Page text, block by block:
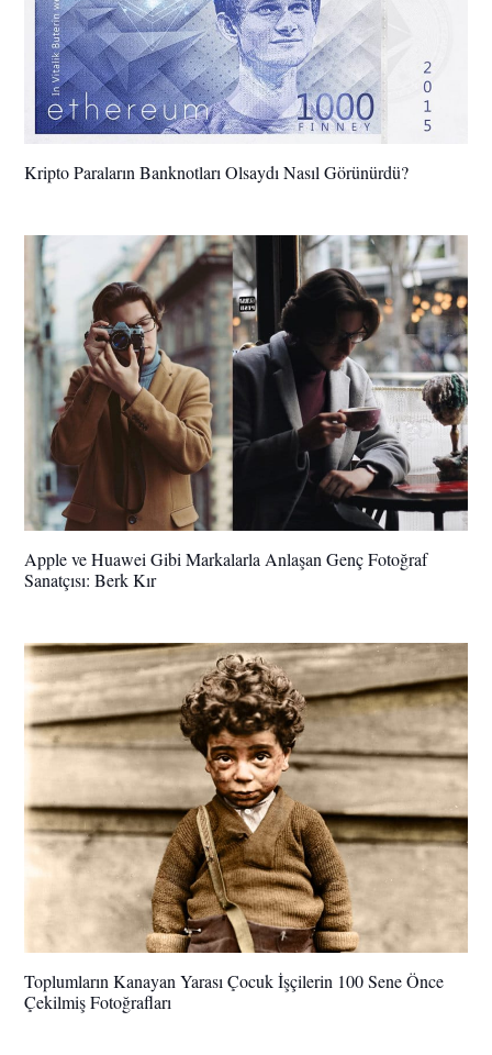
Kripto Paraların Banknotları Olsaydı Nasıl Görünürdü?
Apple ve Huawei Gibi Markalarla Anlaşan Genç Fotoğraf
Sanatçısı: Berk Kır
Toplumların Kanayan Yarası Çocuk İşçilerin 100 Sene Önce
Çekilmiş Fotoğrafları